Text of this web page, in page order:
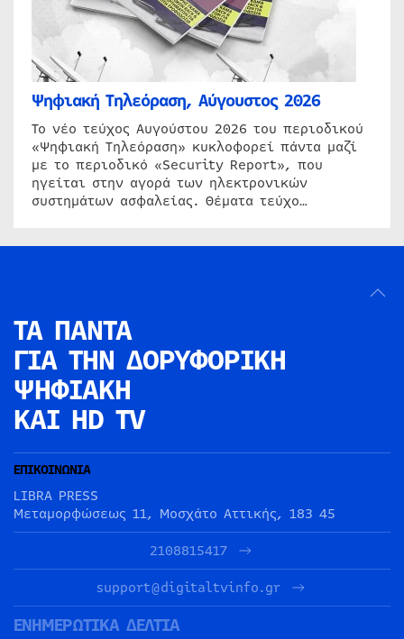
Ψηφιακή Τηλεόραση, Αύγουστος 2026
Το νέο τεύχος Αυγούστου 2026 του περιοδικού
«Ψηφιακή Τηλεόραση» κυκλοφορεί πάντα μαζί
με το περιοδικό «Security Report», που
ηγείται στην αγορά των ηλεκτρονικών
συστημάτων ασφαλείας. Θέματα τεύχο…
ΤΑ ΠΑΝΤΑ
ΓΙΑ ΤΗΝ ΔΟΡΥΦΟΡΙΚΗ
ΨΗΦΙΑΚΗ
ΚΑΙ HD TV
ΕΠΙΚΟΙΝΩΝΙΑ
LIBRA PRESS
Μεταμορφώσεως 11, Μοσχάτο Αττικής, 183 45
2108815417
support@digitaltvinfo.gr
ΕΝΗΜΕΡΩΤΙΚΑ ΔΕΛΤΙΑ